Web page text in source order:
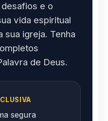
e o
vida espiritual
sua igreja. Tenha
de Deus.
segura